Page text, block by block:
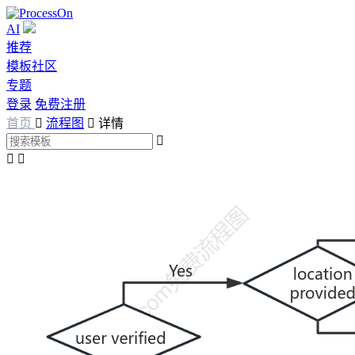
AI
推荐
模板社区
专题
登录 免费注册
首页  流程图  详情

 